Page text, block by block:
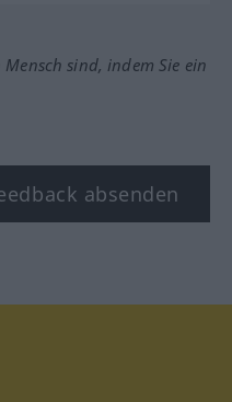
sind, indem Sie ein
absenden